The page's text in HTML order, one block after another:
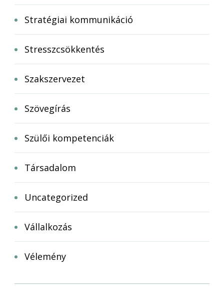
Stratégiai kommunikáció
Stresszcsökkentés
Szakszervezet
Szövegírás
Szülői kompetenciák
Társadalom
Uncategorized
Vállalkozás
Vélemény